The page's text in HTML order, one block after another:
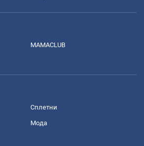
MAMACLUB
Сплетни
Мода